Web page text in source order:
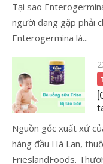
Tại sao
người đang gặp phải
Enterogermina là...
Nguồn gốc xuất xứ
hàng đầu Hà Lan,
FrieslandFoods.